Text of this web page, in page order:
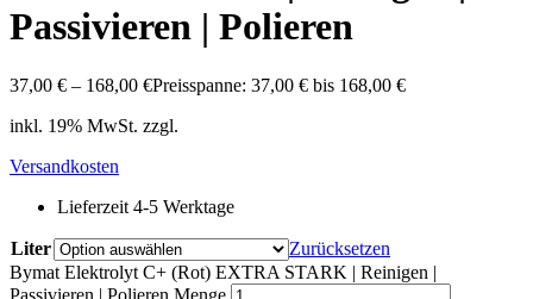
Passivieren | Polieren
37,00 € – 168,00 €Preisspanne: 37,00 € bis 168,00 €
inkl. 19% MwSt. zzgl.
Versandkosten
Lieferzeit 4-5 Werktage
Liter
Zurücksetzen
Bymat Elektrolyt C+ (Rot) EXTRA STARK | Reinigen |
Passivieren | Polieren Menge